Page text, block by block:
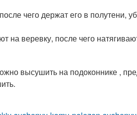
чего держат его в полутени,
веревку, после чего
высушить на подоконнике ,